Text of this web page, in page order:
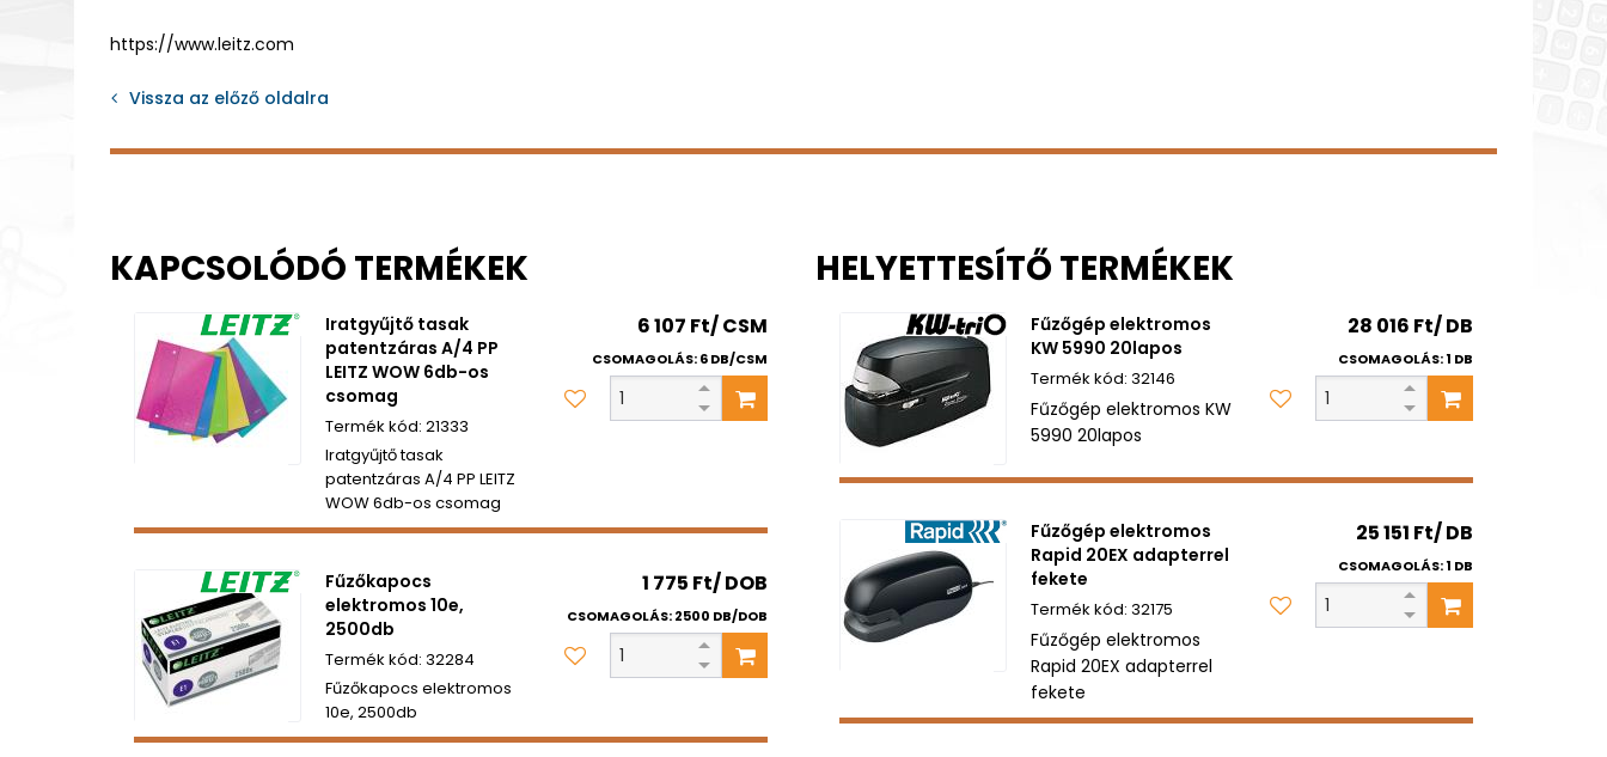
https://www.leitz.com
Vissza az előző oldalra
KAPCSOLÓDÓ TERMÉKEK
Iratgyűjtő tasak
patentzáras A/4 PP
LEITZ WOW 6db-os
csomag
21333
Iratgyűjtő tasak
patentzáras A/4 PP LEITZ
WOW 6db-os csomag
6 107 Ft/ CSM
CSOMAGOLÁS: 6 DB/CSM
Fűzőkapocs
elektromos 10e,
2500db
32284
Fűzőkapocs elektromos
10e, 2500db
1 775 Ft/ DOB
CSOMAGOLÁS: 2500 DB/DOB
HELYETTESÍTŐ TERMÉKEK
Fűzőgép elektromos
KW 5990 20lapos
32146
Fűzőgép elektromos KW
5990 20lapos
28 016 Ft/ DB
CSOMAGOLÁS: 1 DB
Fűzőgép elektromos
Rapid 20EX adapterrel
fekete
32175
Fűzőgép elektromos
Rapid 20EX adapterrel
fekete
25 151 Ft/ DB
CSOMAGOLÁS: 1 DB